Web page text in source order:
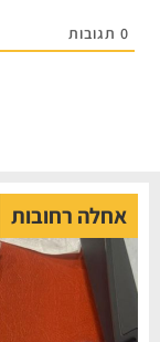
0תגובות
אחלה רחובות